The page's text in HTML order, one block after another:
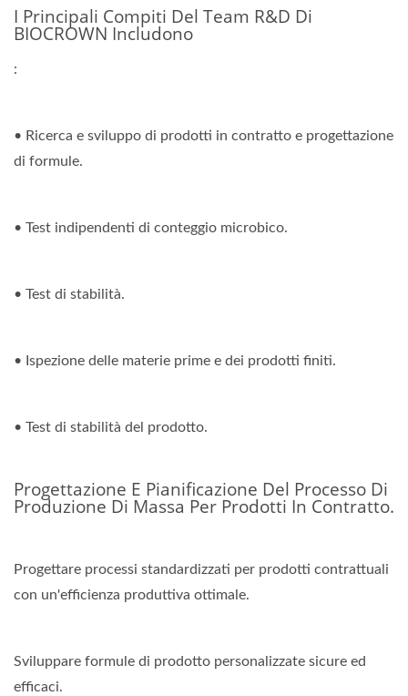
I Principali Compiti Del Team R&D Di
BIOCROWN Includono
:
• Ricerca e sviluppo di prodotti in contratto e progettazione
di formule.
• Test indipendenti di conteggio microbico.
• Test di stabilità.
• Ispezione delle materie prime e dei prodotti finiti.
• Test di stabilità del prodotto.
Progettazione E Pianificazione Del Processo Di
Produzione Di Massa Per Prodotti In Contratto.
Progettare processi standardizzati per prodotti contrattuali
con un'efficienza produttiva ottimale.
Sviluppare formule di prodotto personalizzate sicure ed
efficaci.